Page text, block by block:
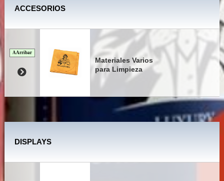
ACCESORIOS
A Arribar
Materiales Varios
para Limpieza
DISPLAYS